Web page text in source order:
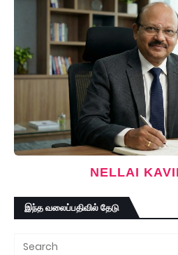
NELLAI
இந்த வலைப்பதிவில் தேடு